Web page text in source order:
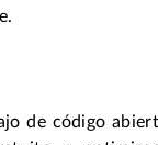
de código